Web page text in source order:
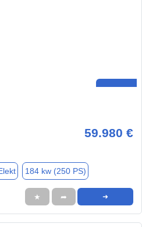
59.980 €
184 kw (250 PS)
★ ➦ ➜